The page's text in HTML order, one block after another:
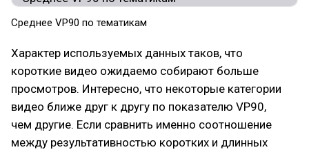
Среднее VP90 по тематикам
Характер используемых данных таков, что
короткие видео ожидаемо собирают больше
просмотров. Интересно, что некоторые категории
видео ближе друг к другу по показателю VP90,
чем другие. Если сравнить именно соотношение
между результативностью коротких и длинных